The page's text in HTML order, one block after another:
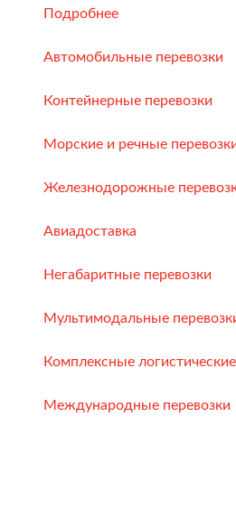
Подробнее
Автомобильные перевозки
Контейнерные перевозки
Морские и речные
Железнодорожные
Авиадоставка
Негабаритные перевозки
Мультимодальные
Комплексные
Международные перевозки